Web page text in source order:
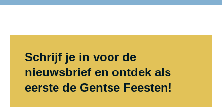
j
l
i
e
F
e
e
l
d
s
Schrijf je in voor de
nieuwsbrief en ontdek als
eerste de Gentse Feesten!